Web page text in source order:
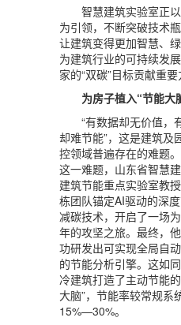
智慧建筑实验室正
为引领，不断突破技术瓶
让建筑变得更加智慧、绿
为建筑行业的可持续发
家的“双碳”目标贡献重要
为房子植入“节能大
“有数据却无价值，
却难节能”，这是建筑及
控领域普遍存在的难题
这一难题，山东省智慧
建筑节能重点实验室教
栋团队锚定AI驱动的深
减碳技术，开启了一场
年的攻坚之旅。最终，
功研发出可实现全局自
的节能分析引擎。这如
冷建筑打造了主动节能
大脑”，节能率较常规系
15%—30%。